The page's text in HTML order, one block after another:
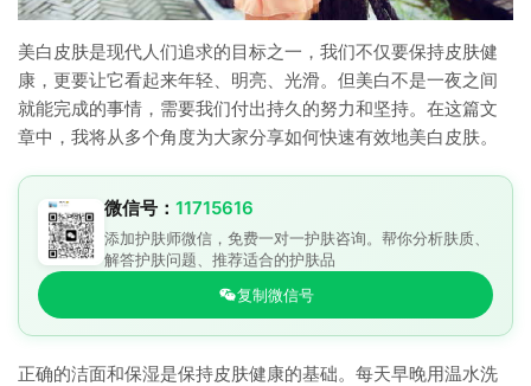
美白皮肤是现代人们追求的目标之一，我们不仅要保持皮肤健
康，更要让它看起来年轻、明亮、光滑。但美白不是一夜之间
就能完成的事情，需要我们付出持久的努力和坚持。在这篇文
章中，我将从多个角度为大家分享如何快速有效地美白皮肤。
微信号： 11715616
添加护肤师微信，免费一对一护肤咨询。帮你分析肤质、
解答护肤问题、推荐适合的护肤品
复制微信号
正确的洁面和保湿是保持皮肤健康的基础。每天早晚用温水洗